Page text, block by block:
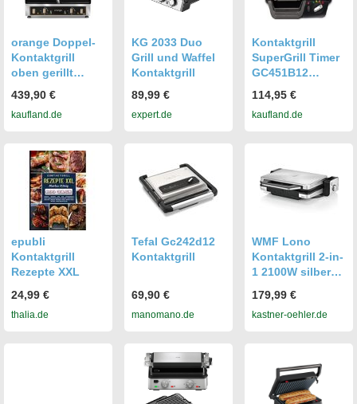
orange Doppel-
Kontaktgrill
oben gerillt
439,90 €
kaufland.de
KG 2033 Duo
Grill und Waffel
Kontaktgrill
89,99 €
expert.de
Kontaktgrill
SuperGrill Timer
GC451B12
Watt)
114,95 €
kaufland.de
epubli
Kontaktgrill
Rezepte XXL
24,99 €
thalia.de
Tefal Gc242d12
Kontaktgrill
69,90 €
manomano.de
WMF Lono
Kontaktgrill 2-in-
1 2100W silber
179,99 €
kastner-oehler.de